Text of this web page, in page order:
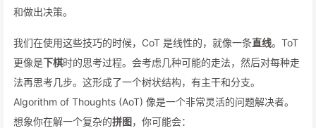
和做出决策。
我们在使用这些技巧的时候，CoT 是线性的，就像一条直线。ToT
更像是下棋时的思考过程。会考虑几种可能的走法，然后对每种走
法再思考几步。这形成了一个树状结构，有主干和分支。
Algorithm of Thoughts (AoT) 像是一个非常灵活的问题解决者。
想象你在解一个复杂的拼图，你可能会：